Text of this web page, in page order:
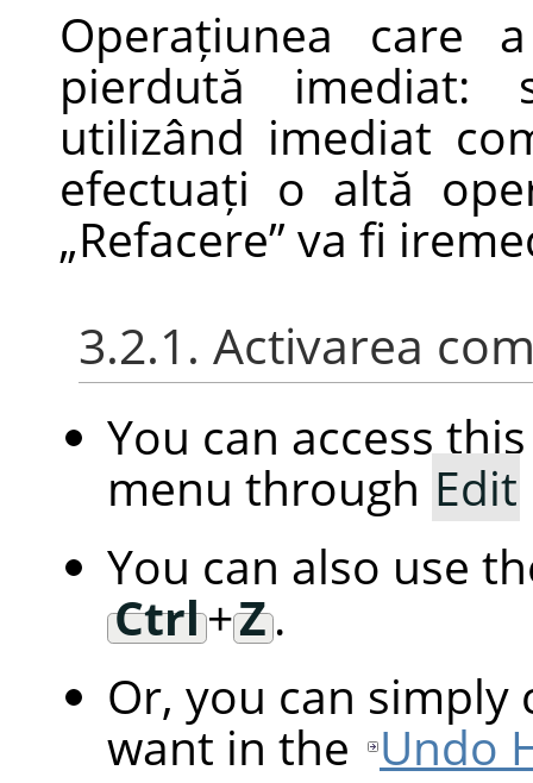
Operațiunea
pierdută imediat:
utilizând imediat
efectuați o altă
„Refacere” va fi
3.2.1. Activarea
You can access
menu through Edit
You can also use
Ctrl+Z.
Or, you can
want in the Undo